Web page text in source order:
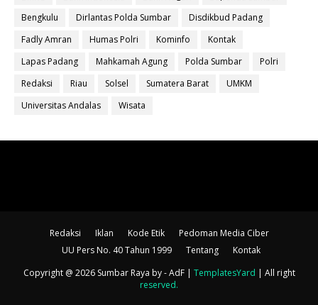
Bengkulu
Dirlantas Polda Sumbar
Disdikbud Padang
Fadly Amran
Humas Polri Kominfo
Kontak
Lapas Padang
Mahkamah Agung Polda Sumbar
Polri
Redaksi
Riau Solsel Sumatera Barat
UMKM
Universitas Andalas
Wisata
Redaksi Iklan Kode Etik
Pedoman Media Ciber
UU Pers No. 40 Tahun 1999
Tentang
Kontak
Copyright @ 2026 Sumbar Raya by - AdF | TemplatesYard | All right
reserved.